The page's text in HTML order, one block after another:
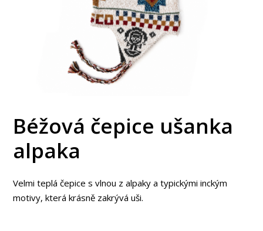
Béžová čepice ušanka
alpaka
Velmi teplá čepice s vlnou z alpaky a typickými inckým
motivy, která krásně zakrývá uši.